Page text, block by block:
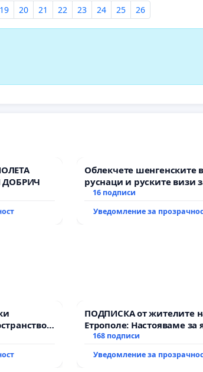
19 20 21 22 23 24 25 26
ДОБРИЧ
Облекчете шенгенските
руснаци и руските визи
българи
16 подписи
Уведомление за
ПОДПИСКА от жителите
Етрополе: Настояваме за
гаранции от “Елаците-
всички екологични
168 подписи
Уведомление за